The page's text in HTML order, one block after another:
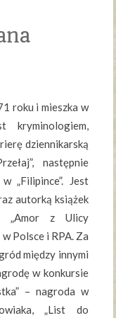
roku i mieszka w
kryminologiem,
dziennikarską
następnie
„Filipince”. Jest
autorką książek
„Amor z Ulicy
Polsce i RPA. Za
między innymi
w konkursie
– nagroda w
„List do